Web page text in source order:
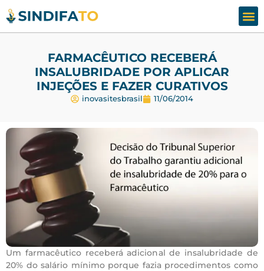
FARMACÊUTICO RECEBERÁ
INSALUBRIDADE POR APLICAR
INJEÇÕES E FAZER CURATIVOS
inovasitesbrasil 11/06/2014
Um farmacêutico receberá adicional de insalubridade de
20% do salário mínimo porque fazia procedimentos como